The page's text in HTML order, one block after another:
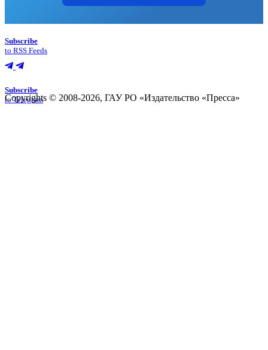
Subscribe
to RSS Feeds
Subscribe
to Telegram
Copyrights © 2008-2026, ГАУ РО «Издательство «Пресса»